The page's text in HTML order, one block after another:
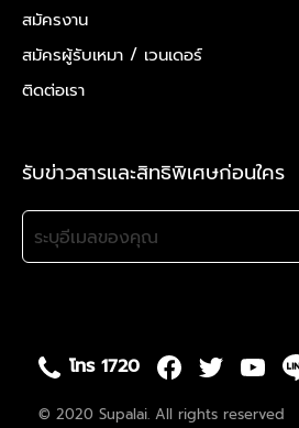
สมัครงาน
สมัครผู้รับเหมา / เวนเดอร์
ติดต่อเรา
รับข่าวสารและสิทธิพิเศษก่อนใคร
โทร 1720
© 2020 Supalai. All rights reserved